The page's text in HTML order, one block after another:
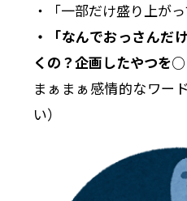
・「一部だけ盛り上が
・「なんでおっさんだ
くの？企画したやつを○
まぁまぁ感情的なワー
い）